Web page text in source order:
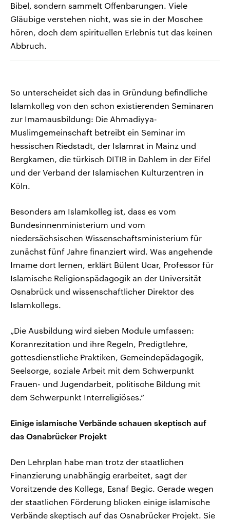
Bibel, sondern sammelt Offenbarungen. Viele
Gläubige verstehen nicht, was sie in der Moschee
hören, doch dem spirituellen Erlebnis tut das keinen
Abbruch.
So unterscheidet sich das in Gründung befindliche
Islamkolleg von den schon existierenden Seminaren
zur Imamausbildung: Die Ahmadiyya-
Muslimgemeinschaft betreibt ein Seminar im
hessischen Riedstadt, der Islamrat in Mainz und
Bergkamen, die türkisch DITIB in Dahlem in der Eifel
und der Verband der Islamischen Kulturzentren in
Köln.
Besonders am Islamkolleg ist, dass es vom
Bundesinnenministerium und vom
niedersächsischen Wissenschaftsministerium für
zunächst fünf Jahre finanziert wird. Was angehende
Imame dort lernen, erklärt Bülent Ucar, Professor für
Islamische Religionspädagogik an der Universität
Osnabrück und wissenschaftlicher Direktor des
Islamkollegs.
„Die Ausbildung wird sieben Module umfassen:
Koranrezitation und ihre Regeln, Predigtlehre,
gottesdienstliche Praktiken, Gemeindepädagogik,
Seelsorge, soziale Arbeit mit dem Schwerpunkt
Frauen- und Jugendarbeit, politische Bildung mit
dem Schwerpunkt Interreligiöses.“
Einige islamische Verbände schauen skeptisch auf
das Osnabrücker Projekt
Den Lehrplan habe man trotz der staatlichen
Finanzierung unabhängig erarbeitet, sagt der
Vorsitzende des Kollegs, Esnaf Begic. Gerade wegen
der staatlichen Förderung blicken einige islamische
Verbände skeptisch auf das Osnabrücker Projekt. Sie